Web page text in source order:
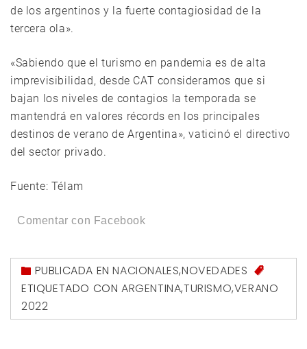
de los argentinos y la fuerte contagiosidad de la
tercera ola».
«Sabiendo que el turismo en pandemia es de alta
imprevisibilidad, desde CAT consideramos que si
bajan los niveles de contagios la temporada se
mantendrá en valores récords en los principales
destinos de verano de Argentina», vaticinó el directivo
del sector privado.
Fuente: Télam
Comentar con Facebook
PUBLICADA ENNACIONALES,NOVEDADES
ETIQUETADO CON ARGENTINA,TURISMO,VERANO
2022